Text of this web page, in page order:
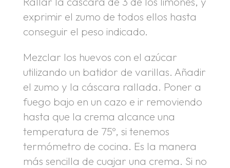
exprimir el zumo de todos ellos hasta
conseguir el peso indicado.
Mezclar los huevos con el azúcar
utilizando un batidor de varillas. Añadir
el zumo y la cáscara rallada. Poner a
fuego bajo en un cazo e ir removiendo
hasta que la crema alcance una
temperatura de 75º, si tenemos
termómetro de cocina. Es la manera
más sencilla de cuajar una crema. Si no